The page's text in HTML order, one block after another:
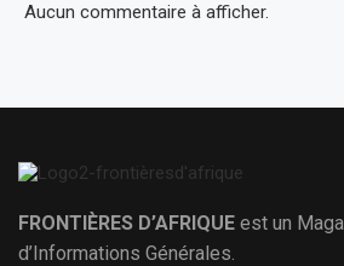
Aucun commentaire à afficher.
FRONTIÈRES D’AFRIQUE est un
d’Informations Générales.